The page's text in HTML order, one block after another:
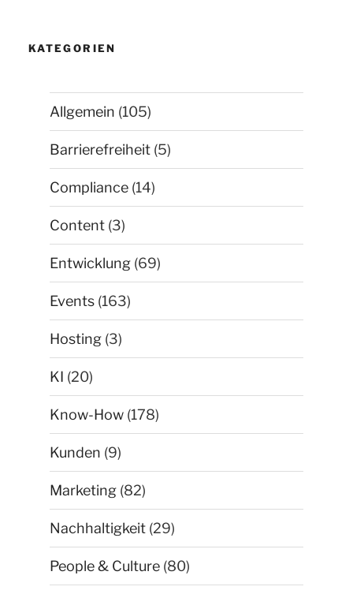
KATEGORIEN
Allgemein (105)
Barrierefreiheit (5)
Compliance (14)
Content (3)
Entwicklung (69)
Events (163)
Hosting (3)
KI (20)
Know-How (178)
Kunden (9)
Marketing (82)
Nachhaltigkeit (29)
People & Culture (80)